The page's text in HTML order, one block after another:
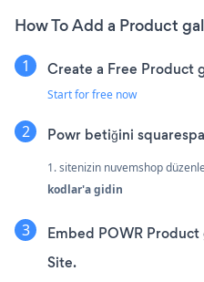
How To Add a Product
Create a Free Product
Start for free now
Powr betiğini
1. sitenizin nuvemshop
kodlar'a gidin
Embed POWR
Site.